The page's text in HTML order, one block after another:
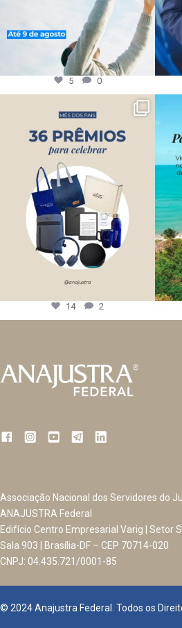
5 0
14 2
Associação Nacional dos Servidores do
ANAJUSTRA Federal
Edifício Centro Empresarial Varig | Setor
Sala 903 | Brasília-DF – CEP 70714-020
CNPJ: 04.435.721/0001-85
© 2024 Anajustra Federal. Todos os